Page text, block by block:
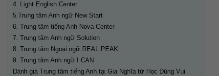
4. Light English Center
5.Trung tâm Anh ngữ New Start
6. Trung tâm tiếng Anh Nova Center
7. Trung tâm Anh ngữ Solution
8. Trung tâm Ngoại ngữ REAL PEAK
9. Trung tâm Anh ngữ I CAN
Đánh giá Trung tâm tiếng Anh tại Gia Nghĩa từ Học Đúng Vui